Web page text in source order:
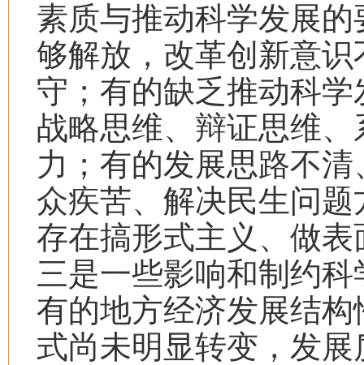
素质与推动科学发展
够解放，改革创新意
守；有的缺乏推动科
战略思维、辩证思维
力；有的发展思路不
众疾苦、解决民生问
存在搞形式主义、做
三是一些影响和制约
有的地方经济发展结
式尚未明显转变，发